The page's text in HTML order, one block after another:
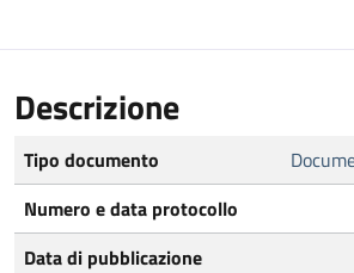
Descrizione
Tipo documento
Numero e data protocollo
Data di pubblicazione